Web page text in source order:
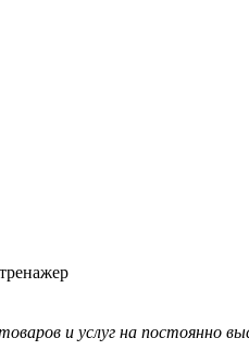
тренажер
и услуг на постоянно